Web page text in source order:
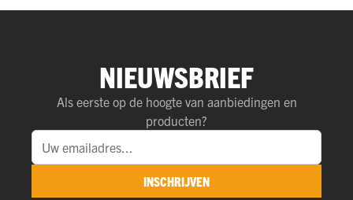
NIEUWSBRIEF
Als eerste op de hoogte van aanbiedingen en
producten?
INSCHRIJVEN